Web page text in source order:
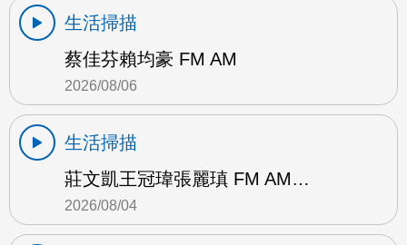
生活掃描
蔡佳芬賴均豪 FM AM
2026/08/06
生活掃描
莊文凱王冠瑋張麗瑱 FM AM…
2026/08/04